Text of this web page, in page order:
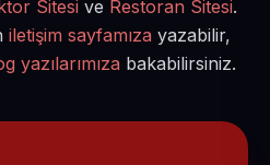
Sitesi ve Restoran Sitesi.
iletişim sayfamıza yazabilir,
yazılarımıza bakabilirsiniz.